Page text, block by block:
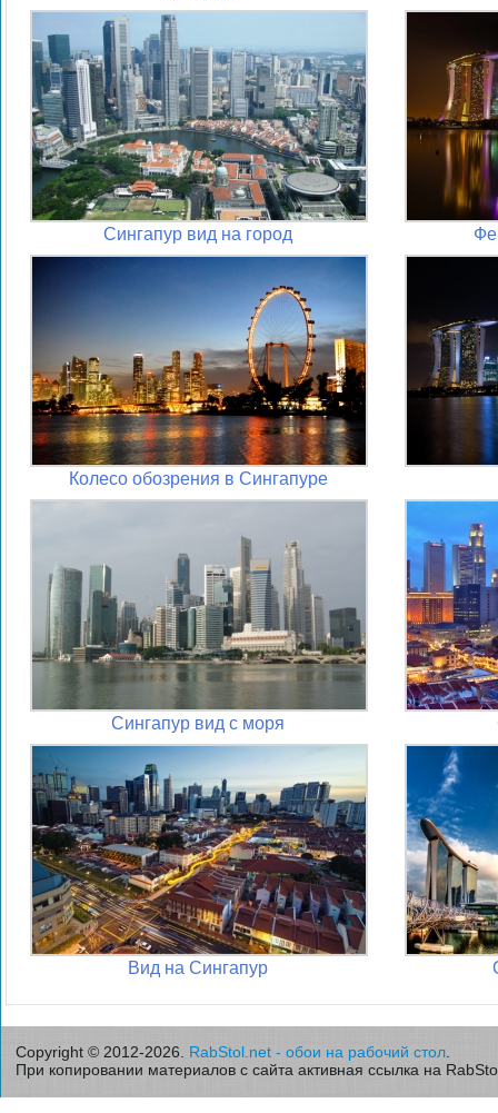
Сингапур вид на город
Колесо обозрения в Сингапуре
Сингапур вид с моря
Вид на Сингапур
Copyright © 2012-2026. RabStol.net - обои на рабочий стол
При копировании материалов с сайта активная ссылка на